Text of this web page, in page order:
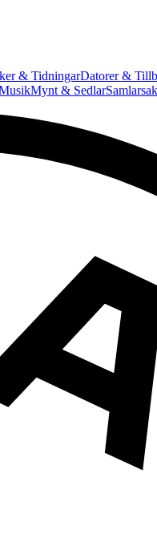
& TidningarDatorer &
Mynt & Sedlar